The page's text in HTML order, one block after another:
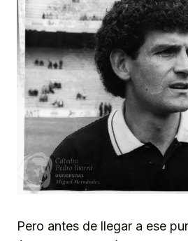
Pero antes de llegar a ese